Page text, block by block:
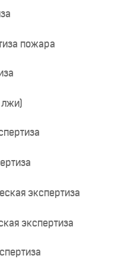
пожара
лжи)
экспертиза
экспертиза